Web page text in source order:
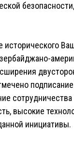
подписание
сотрудничества
высокие
инициативы.